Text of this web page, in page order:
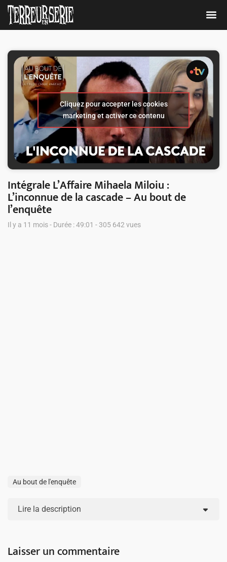
Cliquez pour accepter les cookies
marketing et activer ce contenu
Intégrale L’Affaire Mihaela Miloiu :
L’inconnue de la cascade – Au bout de
l’enquête
Il y a 11 mois - Durée : 49:01 - 305 642 vues
Au bout de l'enquête
Lire la description
Laisser un commentaire